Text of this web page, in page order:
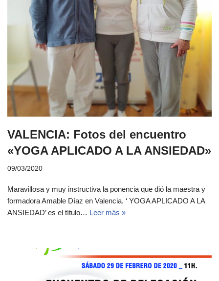
VALENCIA: Fotos del encuentro
«YOGA APLICADO A LA ANSIEDAD»
09/03/2020
Maravillosa y muy instructiva la ponencia que dió la maestra y
formadora Amable Díaz en Valencia. ‘ YOGA APLICADO A LA
ANSIEDAD’ es el título… Leer más »